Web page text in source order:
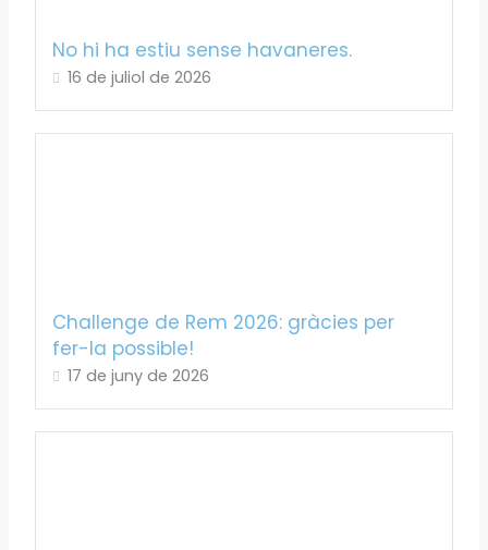
No hi ha estiu sense havaneres.
16 de juliol de 2026
Challenge de Rem 2026: gràcies per
fer-la possible!
17 de juny de 2026